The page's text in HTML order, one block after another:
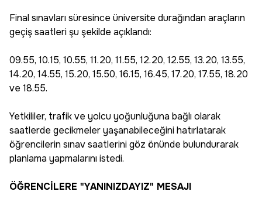
Final sınavları süresince üniversite durağından araçların
geçiş saatleri şu şekilde açıklandı:
09.55, 10.15, 10.55, 11.20, 11.55, 12.20, 12.55, 13.20, 13.55,
14.20, 14.55, 15.20, 15.50, 16.15, 16.45, 17.20, 17.55, 18.20
ve 18.55.
Yetkililer, trafik ve yolcu yoğunluğuna bağlı olarak
saatlerde gecikmeler yaşanabileceğini hatırlatarak
öğrencilerin sınav saatlerini göz önünde bulundurarak
planlama yapmalarını istedi.
ÖĞRENCİLERE "YANINIZDAYIZ" MESAJI